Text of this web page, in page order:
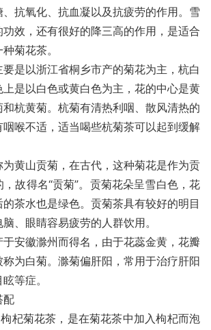
抗氧化、抗血凝以及抗疲劳的作用。雪
效，还有很好的降三高的作用，是适合
菊花茶。
是以浙江省桐乡市产的菊花为主，杭白
是以白色或黄白色为主，花的中心是黄
杭黄菊。杭菊有清热利咽、散风清热的
喉不适，适当喝些杭菊茶可以起到缓解
黄山贡菊，在古代，这种菊花是作为贡
故得名“贡菊”。贡菊花朵呈雪白色，花
茶水也是绿色。贡菊茶具有较好的明目
、眼睛容易疲劳的人群饮用。
安徽滁州而得名，由于花蕊金黄，花瓣
为白菊。滁菊偏肝阳，常用于治疗肝阳
等症。
配
杞菊花茶，是在菊花茶中加入枸杞而泡